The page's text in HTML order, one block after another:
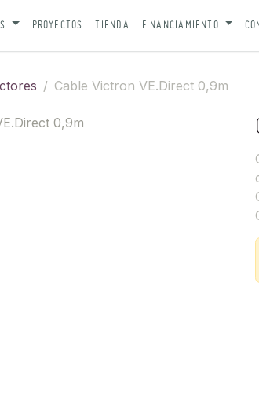
PROYECTOS TIENDA FINANCIAMIENTO
Cable Victron VE.Direct 0,9m